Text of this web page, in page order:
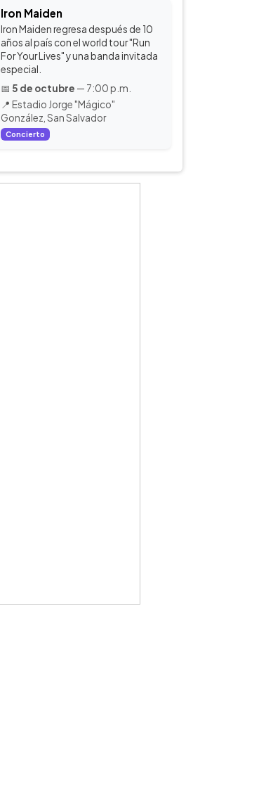
Iron Maiden
Iron Maiden regresa después de 10
años al país con el world tour "Run
For Your Lives" y una banda invitada
especial.
📅 5 de octubre — 7:00 p.m.
📍 Estadio Jorge "Mágico"
González, San Salvador
Concierto